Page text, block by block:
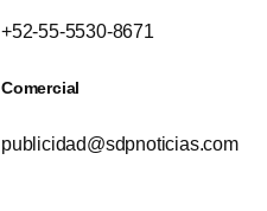
+52-55-5530-8671
Comercial
publicidad@sdpnoticias.com